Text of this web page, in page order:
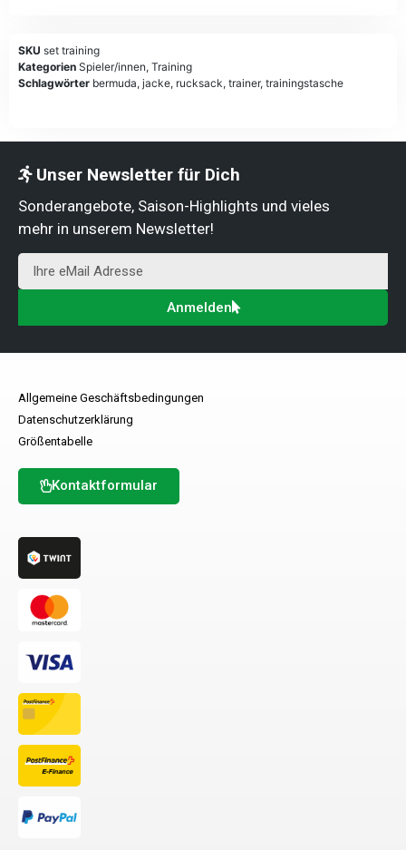
SKU set training
Kategorien Spieler/innen, Training
Schlagwörter bermuda, jacke, rucksack, trainer, trainingstasche
Unser Newsletter für Dich
Sonderangebote, Saison-Highlights und vieles
mehr in unserem Newsletter!
Anmelden
Allgemeine Geschäftsbedingungen
Datenschutzerklärung
Größentabelle
Kontaktformular